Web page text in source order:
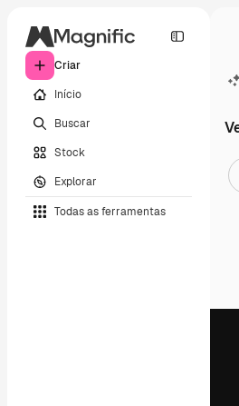
Criar
Início
Buscar
Stock
Explorar
Todas as ferramentas